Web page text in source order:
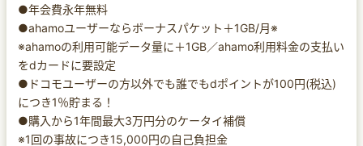
●年会費永年無料
●ahamoユーザーならボーナスパケット＋1GB/月※
※ahamoの利用可能データ量に＋1GB／ahamo利用料金の支払い
をdカードに要設定
●ドコモユーザーの方以外でも誰でもdポイントが100円(税込)
につき1％貯まる！
●購入から1年間最大3万円分のケータイ補償
※1回の事故につき15,000円の自己負担金